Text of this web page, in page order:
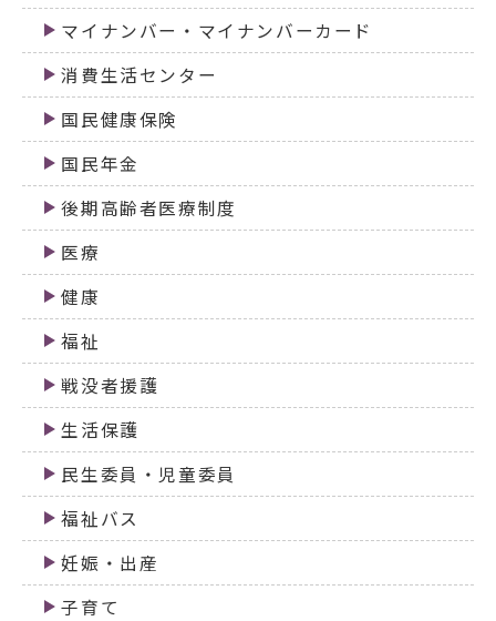
マイナンバー・マイナンバーカード
消費生活センター
国民健康保険
国民年金
後期高齢者医療制度
医療
健康
福祉
戦没者援護
生活保護
民生委員・児童委員
福祉バス
妊娠・出産
子育て